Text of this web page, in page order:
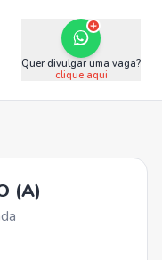
Quer divulgar uma vaga?
clique aqui
(A)